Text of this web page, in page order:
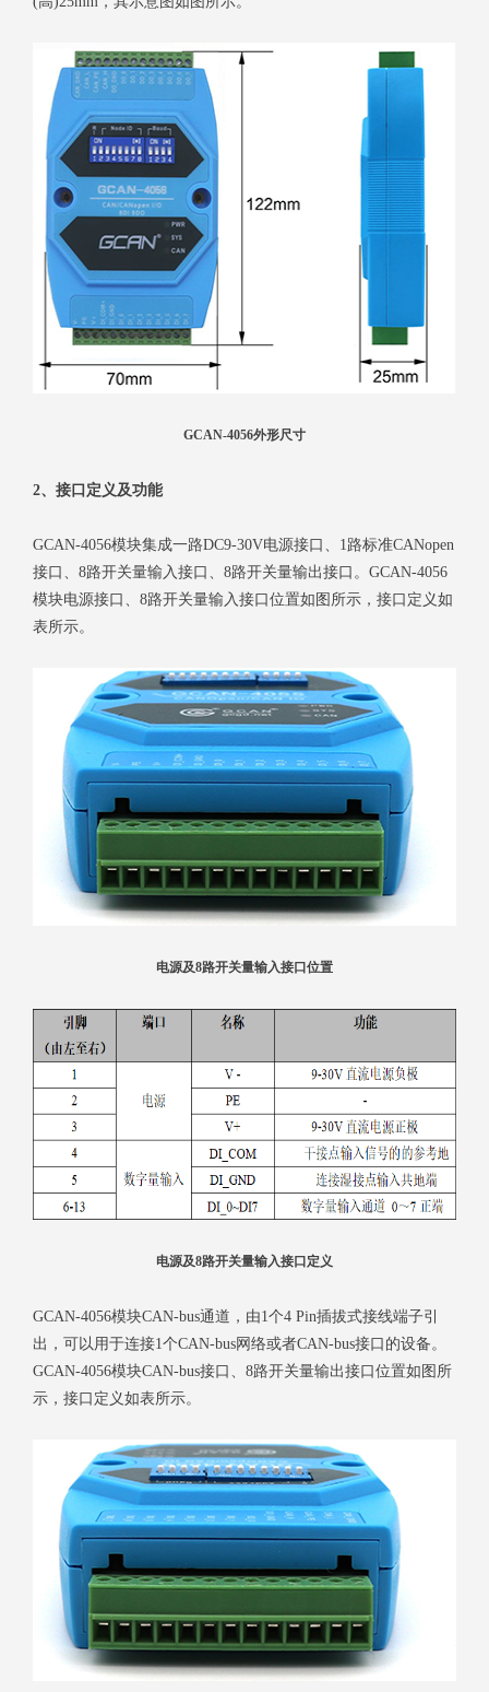
GCAN-4056外形尺寸
2、接口定义及功能
GCAN-4056模块集成一路DC9-30V电源接口、1路标准CANopen
接口、8路开关量输入接口、8路开关量输出接口。GCAN-4056
模块电源接口、8路开关量输入接口位置如图所示，接口定义如
表所示。
电源及8路开关量输入接口位置
电源及8路开关量输入接口定义
GCAN-4056模块CAN-bus通道，由1个4 Pin插拔式接线端子引
出，可以用于连接1个CAN-bus网络或者CAN-bus接口的设备。
GCAN-4056模块CAN-bus接口、8路开关量输出接口位置如图所
示，接口定义如表所示。